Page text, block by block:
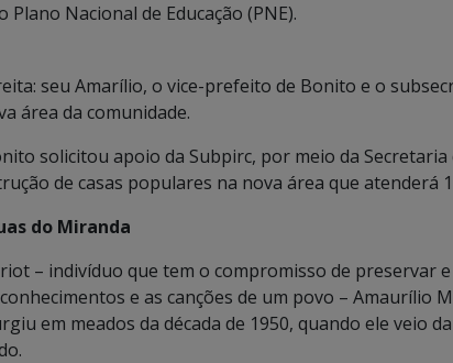
Plano Nacional de Educação (PNE).
seu Amarílio, o vice-prefeito de Bonito e o
área da comunidade.
solicitou apoio da Subpirc, por meio da Secretaria
de casas populares na nova área que atenderá
do Miranda
– indivíduo que tem o compromisso de preservar
e as canções de um povo – Amaurílio
em meados da década de 1950, quando ele veio